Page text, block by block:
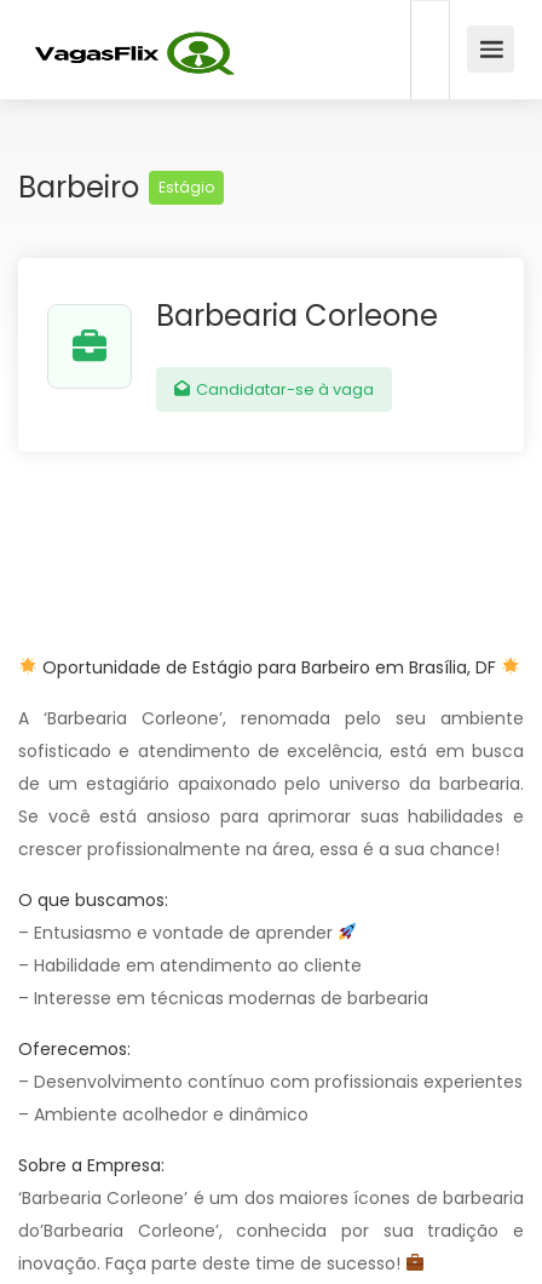
Barbeiro Estágio
Barbearia Corleone
Candidatar-se à vaga
Oportunidade de Estágio para Barbeiro em Brasília, DF
A ‘Barbearia Corleone’, renomada pelo seu ambiente
sofisticado e atendimento de excelência, está em busca
de um estagiário apaixonado pelo universo da barbearia.
Se você está ansioso para aprimorar suas habilidades e
crescer profissionalmente na área, essa é a sua chance!
O que buscamos:
– Entusiasmo e vontade de aprender
– Habilidade em atendimento ao cliente
– Interesse em técnicas modernas de barbearia
Oferecemos:
– Desenvolvimento contínuo com profissionais experientes
– Ambiente acolhedor e dinâmico
Sobre a Empresa:
‘Barbearia Corleone’ é um dos maiores ícones de barbearia
do’Barbearia Corleone’, conhecida por sua tradição e
inovação. Faça parte deste time de sucesso!